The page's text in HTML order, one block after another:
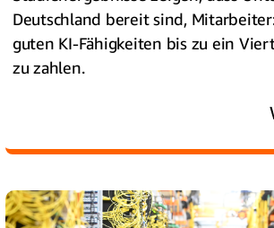
Deutschland bereit sind,
guten KI-Fähigkeiten bis zu ein
zu zahlen.